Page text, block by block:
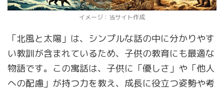
イメージ：当サイト作成
「北風と太陽」は、シンプルな話の中に分かりやす
い教訓が含まれているため、子供の教育にも最適な
物語です。この寓話は、子供に「優しさ」や「他人
への配慮」が持つ力を教え、成長に役立つ姿勢や考